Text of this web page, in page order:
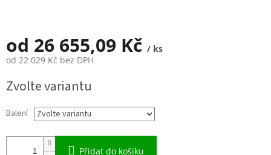
od 26 655,09 Kč / ks
od 22 029 Kč bez DPH
cena:
Zvolte variantu
Balení
Přidat do košíku